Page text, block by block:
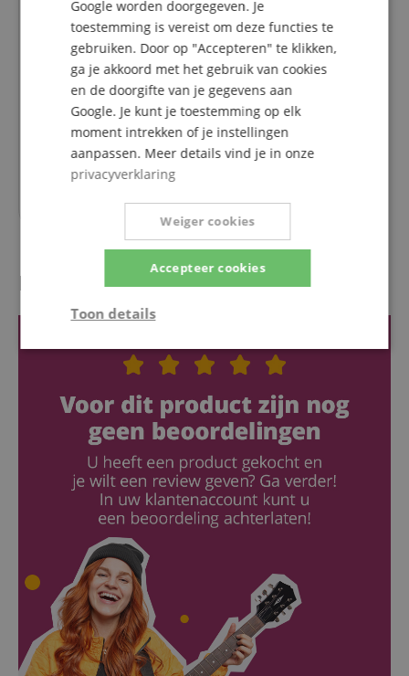
AlphaTheta DJC-V5 Tas
Recensies van klanten
Google worden doorgegeven. Je
toestemming is vereist om deze functies te
gebruiken. Door op "Accepteren" te klikken,
ga je akkoord met het gebruik van cookies
en de doorgifte van je gegevens aan
Google. Je kunt je toestemming op elk
moment intrekken of je instellingen
aanpassen. Meer details vind je in onze
privacyverklaring
Accepteer cookies
Weiger cookies
Toon details
Strikt
noodzakelijk
Prestatie Gericht op
Functionaliteit
Niet-
geclassificeerd
Strikt noodzakelijk
Gericht op
Functionaliteit
Niet-geclassificeerd
Strikt noodzakelijke cookies maken
kernfunctionaliteit van de website mogelijk, zoals
gebruikersaanmelding en accountbeheer. Zonder